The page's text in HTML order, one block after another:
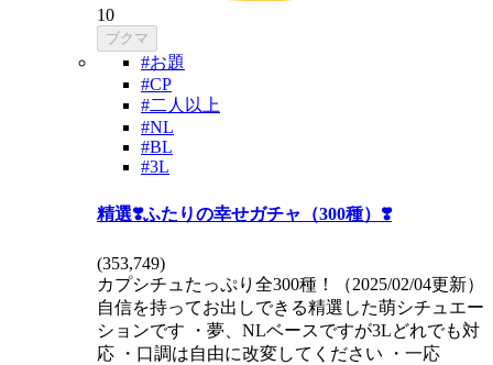
10
ブクマ
#お題
#CP
#二人以上
#NL
#BL
#3L
精選❣️ふたりの幸せガチャ（300種）❣️
(353,749)
カプシチュたっぷり全300種！（2025/02/04更新）
自信を持ってお出しできる精選した萌シチュエー
ションです ・夢、NLベースですが3Lどれでも対
応 ・口調は自由に改変してください ・一応